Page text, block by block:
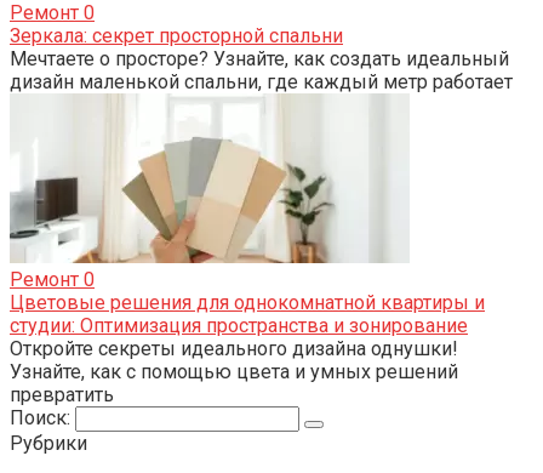
Ремонт 0
Зеркала: секрет просторной спальни
Мечтаете о просторе? Узнайте, как создать идеальный
дизайн маленькой спальни, где каждый метр работает
Ремонт 0
Цветовые решения для однокомнатной квартиры и
студии: Оптимизация пространства и зонирование
Откройте секреты идеального дизайна однушки!
Узнайте, как с помощью цвета и умных решений
превратить
Поиск:
Рубрики